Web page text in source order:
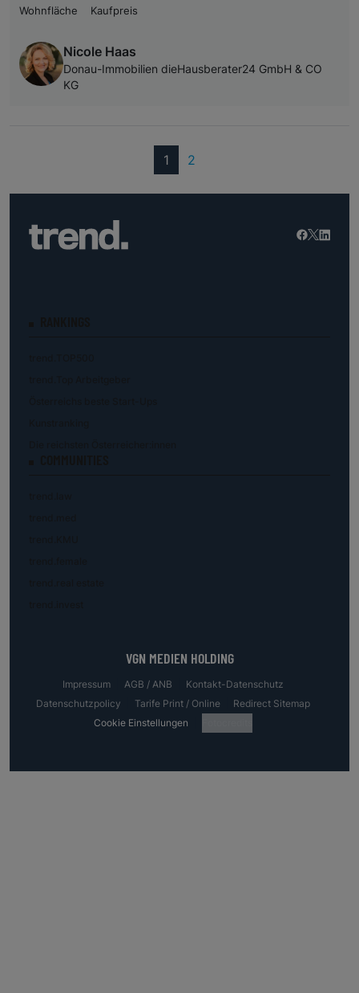
Wohnfläche
Kaufpreis
Nicole Haas
Donau-Immobilien dieHausberater24 GmbH & CO
KG
1 (current)
2
VGN MEDIEN HOLDING
Impressum AGB / ANB
Kontakt-Datenschutz
Datenschutzpolicy
Tarife Print / Online
Redirect Sitemap
Cookie Einstellungen